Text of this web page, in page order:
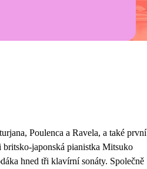
Poulenca a Ravela, a také první
japonská pianistka Mitsuko
hned tři klavírní sonáty. Společně